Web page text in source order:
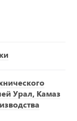
Урал, Камаз